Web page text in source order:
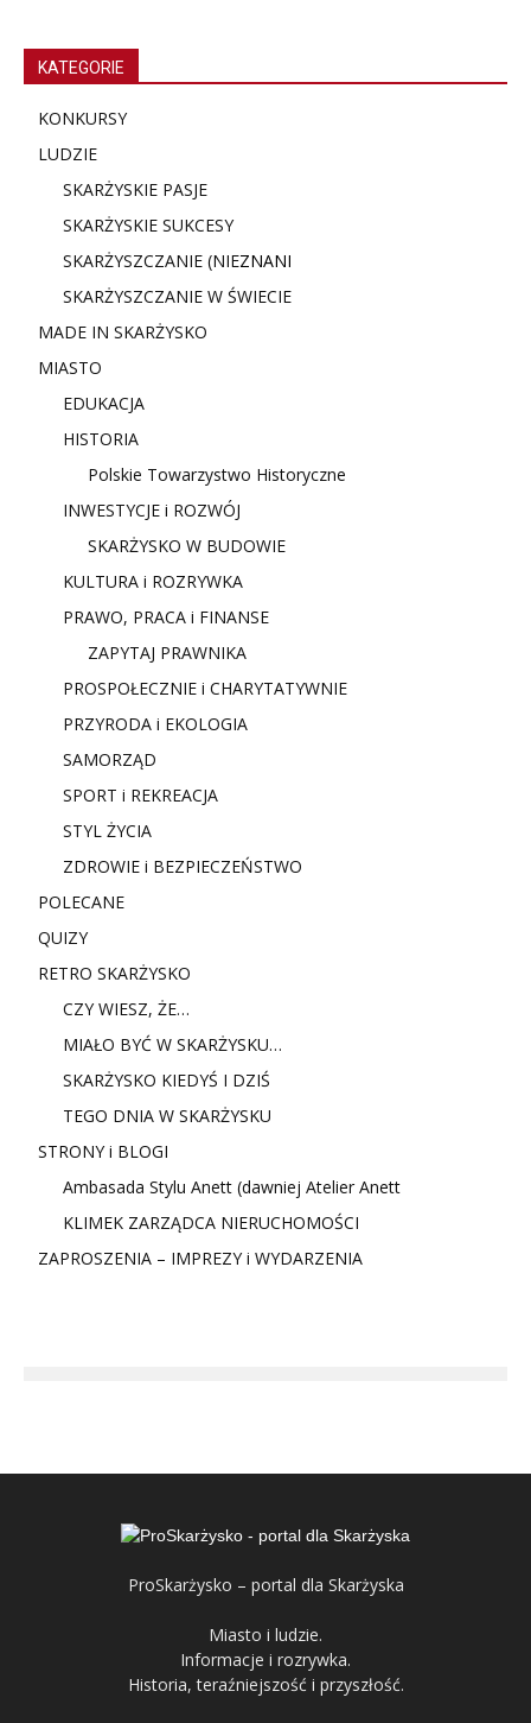
KATEGORIE
KONKURSY
LUDZIE
SKARŻYSKIE PASJE
SKARŻYSKIE SUKCESY
SKARŻYSZCZANIE (NIEZNANI
SKARŻYSZCZANIE W ŚWIECIE
MADE IN SKARŻYSKO
MIASTO
EDUKACJA
HISTORIA
Polskie Towarzystwo Historyczne
INWESTYCJE i ROZWÓJ
SKARŻYSKO W BUDOWIE
KULTURA i ROZRYWKA
PRAWO, PRACA i FINANSE
ZAPYTAJ PRAWNIKA
PROSPOŁECZNIE i CHARYTATYWNIE
PRZYRODA i EKOLOGIA
SAMORZĄD
SPORT i REKREACJA
STYL ŻYCIA
ZDROWIE i BEZPIECZEŃSTWO
POLECANE
QUIZY
RETRO SKARŻYSKO
CZY WIESZ, ŻE…
MIAŁO BYĆ W SKARŻYSKU…
SKARŻYSKO KIEDYŚ I DZIŚ
TEGO DNIA W SKARŻYSKU
STRONY i BLOGI
Ambasada Stylu Anett (dawniej Atelier Anett
KLIMEK ZARZĄDCA NIERUCHOMOŚCI
ZAPROSZENIA – IMPREZY i WYDARZENIA
ProSkarżysko – portal dla Skarżyska
Miasto i ludzie.
Informacje i rozrywka.
Historia, teraźniejszość i przyszłość.